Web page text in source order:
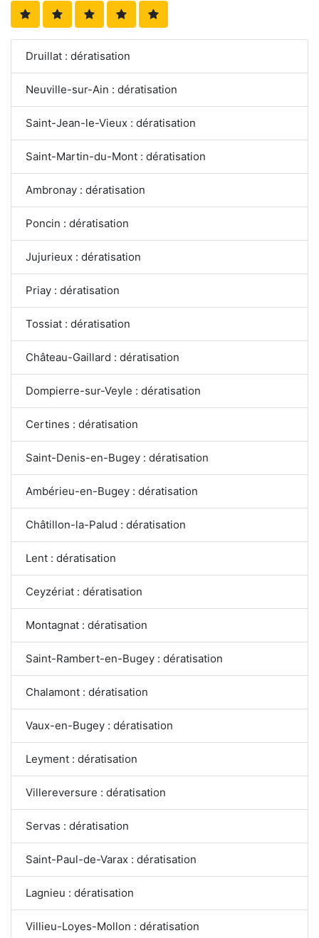
Druillat : dératisation
Neuville-sur-Ain : dératisation
Saint-Jean-le-Vieux : dératisation
Saint-Martin-du-Mont : dératisation
Ambronay : dératisation
Poncin : dératisation
Jujurieux : dératisation
Priay : dératisation
Tossiat : dératisation
Château-Gaillard : dératisation
Dompierre-sur-Veyle : dératisation
Certines : dératisation
Saint-Denis-en-Bugey : dératisation
Ambérieu-en-Bugey : dératisation
Châtillon-la-Palud : dératisation
Lent : dératisation
Ceyzériat : dératisation
Montagnat : dératisation
Saint-Rambert-en-Bugey : dératisation
Chalamont : dératisation
Vaux-en-Bugey : dératisation
Leyment : dératisation
Villereversure : dératisation
Servas : dératisation
Saint-Paul-de-Varax : dératisation
Lagnieu : dératisation
Villieu-Loyes-Mollon : dératisation